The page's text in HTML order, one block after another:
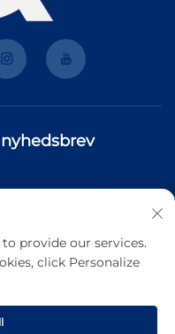
at modtage de nyeste
fra vores team.
provide our services.
click Personalize